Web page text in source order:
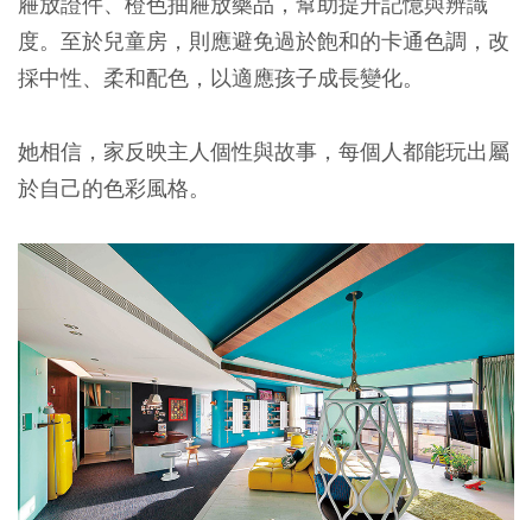
度。至於兒童房，則應避免過於飽和的卡通色調，改
採中性、柔和配色，以適應孩子成長變化。
她相信，家反映主人個性與故事，每個人都能玩出屬
於自己的色彩風格。